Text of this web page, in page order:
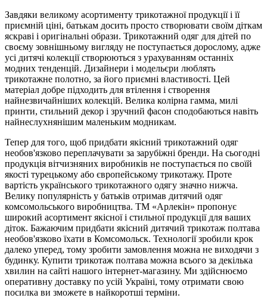
Завдяки великому асортименту трикотажної продукції і її
приємній ціні, батькам досить просто створювати своїм діткам
яскраві і оригінальні образи. Трикотажний одяг для дітей по
своєму зовнішньому вигляду не поступається дорослому, адже
усі дитячі колекції створюються з урахуванням останніх
модних тенденцій. Дизайнери і модельєри люблять
трикотажне полотно, за його приємні властивості. Цей
матеріал добре підходить для втілення і створення
найнезвичайніших колекцій. Велика колірна гамма, милі
принти, стильний декор і зручний фасон сподобаються навіть
найнеслухнянішим маленьким модникам.
Тепер для того, щоб придбати якісний трикотажний одяг
необов'язково переплачувати за зарубіжні бренди. На сьогодні
продукція вітчизняних виробників не поступається по своїй
якості турецькому або європейському трикотажу. Проте
вартість українського трикотажного одягу значно нижча.
Велику популярність у батьків отримав дитячий одяг
комсомольського виробництва. ТМ «Арлекін» пропонує
широкий асортимент якісної і стильної продукції для ваших
діток. Бажаючим придбати якісний дитячий трикотаж полтава
необов'язково їхати в Комсомольск. Технології зробили крок
далеко уперед, тому зробити замовлення можна не виходячи з
будинку. Купити трикотаж полтава можна всього за декілька
хвилин на сайті нашого інтернет-магазину. Ми здійснюємо
оперативну доставку по усій Україні, тому отримати свою
посилка ви зможете в найкоротші терміни.